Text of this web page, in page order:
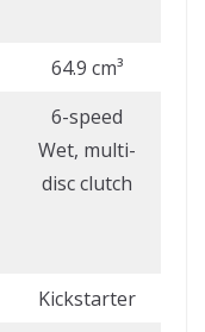
64.9 cm³
6-speed
Wet, multi-
disc clutch
Kickstarter